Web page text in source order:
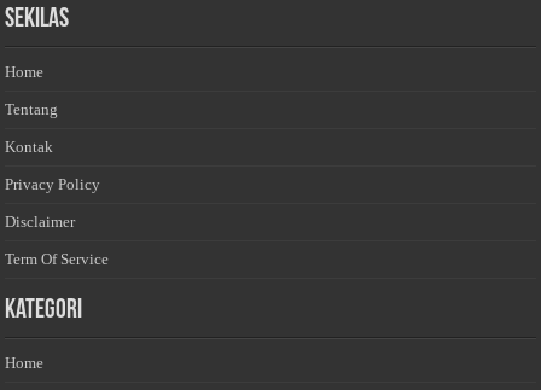
Sekilas
Home
Tentang
Kontak
Privacy Policy
Disclaimer
Term Of Service
Kategori
Home